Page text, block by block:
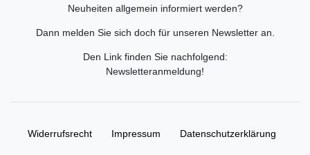
Neuheiten allgemein informiert werden?
Dann melden Sie sich doch für unseren Newsletter an.
Den Link finden Sie nachfolgend:
Newsletteranmeldung!
Widerrufs­recht Impressum Daten­schutz­erklärung